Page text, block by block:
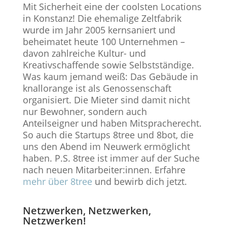
Mit Sicherheit eine der coolsten Locations
in Konstanz! Die ehemalige Zeltfabrik
wurde im Jahr 2005 kernsaniert und
beheimatet heute 100 Unternehmen –
davon zahlreiche Kultur- und
Kreativschaffende sowie Selbstständige.
Was kaum jemand weiß: Das Gebäude in
knallorange ist als Genossenschaft
organisiert. Die Mieter sind damit nicht
nur Bewohner, sondern auch
Anteilseigner und haben Mitspracherecht.
So auch die Startups 8tree und 8bot, die
uns den Abend im Neuwerk ermöglicht
haben. P.S. 8tree ist immer auf der Suche
nach neuen Mitarbeiter:innen. Erfahre
mehr über 8tree und bewirb dich jetzt.
Netzwerken, Netzwerken,
Netzwerken!